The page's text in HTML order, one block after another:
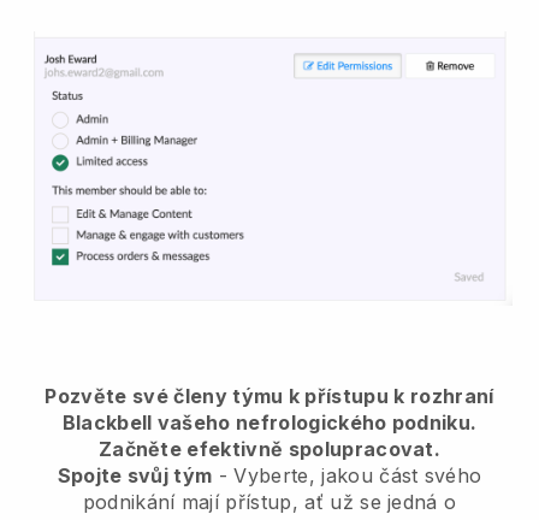
Pozvěte své členy týmu k přístupu k rozhraní
Blackbell vašeho nefrologického podniku.
Začněte efektivně spolupracovat.
Spojte svůj tým - Vyberte, jakou část svého
podnikání mají přístup, ať už se jedná o